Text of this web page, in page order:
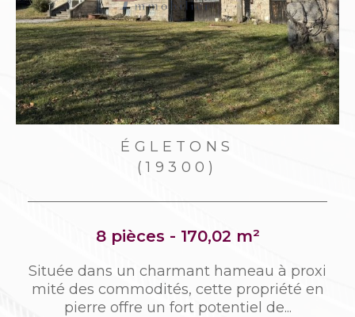
CLERGOUX
(19320)
7 pièces - 114,30 m²
Située entre Tulle et Égletons, aux portes
de Marcillac-la-Croisille cette maison bâti
e sur sous-sol total dans les...